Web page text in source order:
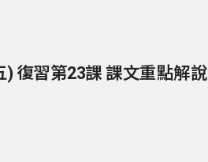
) 復習第23課 課文重點解說